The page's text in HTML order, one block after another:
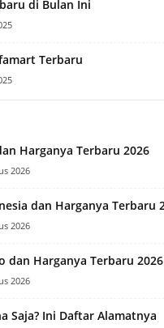
di Bulan Ini
Terbaru
Harganya Terbaru 2026
2026
dan Harganya Terbaru
2026
dan Harganya Terbaru 2026
2026
Saja? Ini Daftar Alamatnya